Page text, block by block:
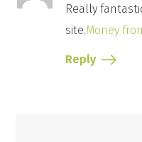
Really
site.Money
Reply